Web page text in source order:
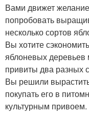
Вами движет
попробовать
несколько сортов
Вы хотите
яблоневых деревьев
привиты два разных
Вы решили
покупать его в
культурным привоем.